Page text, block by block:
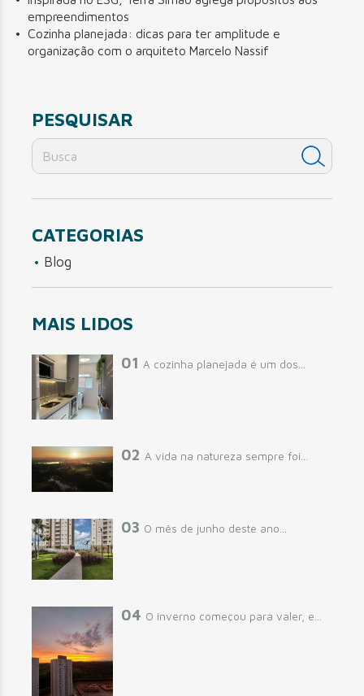
empreendimentos
Cozinha planejada: dicas para ter amplitude e
organização com o arquiteto Marcelo Nassif
PESQUISAR
CATEGORIAS
Blog
MAIS LIDOS
01 A cozinha planejada é um dos...
02 A vida na natureza sempre foi...
03 O mês de junho deste ano...
04 O inverno começou para valer, e...